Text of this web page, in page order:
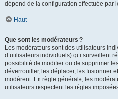
dépend de la configuration effectuée par
Haut
Que sont les modérateurs ?
Les modérateurs sont des utilisateurs
d’utilisateurs individuels) qui surveillent
possibilité de modifier ou de supprimer
déverrouiller, les déplacer, les fusionner
modèrent. En règle générale, les
utilisateurs respectent les règles